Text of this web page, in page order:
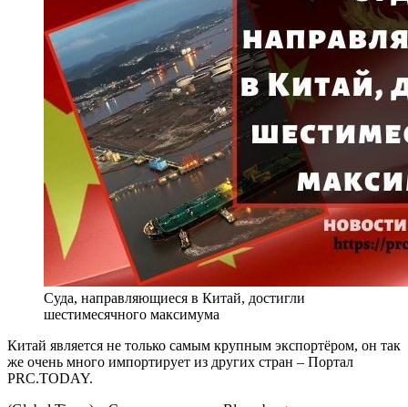
Суда, направляющиеся в Китай, достигли
шестимесячного максимума
Китай является не только самым крупным экспортёром, он так
же очень много импортирует из других стран – Портал
PRC.TODAY.